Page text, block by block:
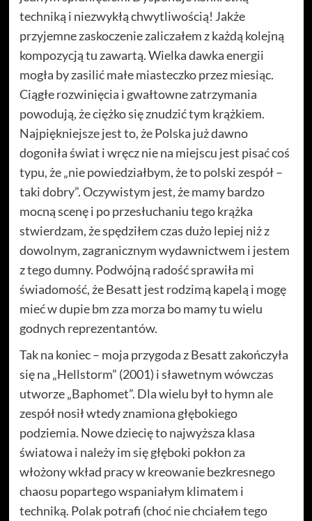
techniką i niezwykłą chwytliwością! Jakże
przyjemne zaskoczenie zaliczałem z każdą kolejną
kompozycją tu zawartą. Wielka dawka energii
mogła by zasilić małe miasteczko przez miesiąc.
Ciągłe rozwinięcia i gwałtowne zatrzymania
powodują, że ciężko się znudzić tym krążkiem.
Najpiękniejsze jest to, że Polska już dawno
dogoniła świat i wręcz nie na miejscu jest pisać coś
typu, że „nie powiedziałbym, że to polski zespół –
taki dobry”. Oczywistym jest, że mamy bardzo
mocną scenę i po przesłuchaniu tego krążka
stwierdzam, że spędziłem czas dużo lepiej niż z
dowolnym, zagranicznym wydawnictwem i jestem
z tego dumny. Podwójną radość sprawiła mi
świadomość, że Besatt jest rodzimą kapelą i mogę
mieć w dupie bm zza morza bo mamy tu wielu
godnych reprezentantów.
Tak na koniec – moja przygoda z Besatt zakończyła
się na „Hellstorm” (2001) i sławetnym wówczas
utworze „Baphomet”. Dla wielu był to hymn ale
zespół nosił wtedy znamiona głębokiego
podziemia. Nowe dziecię to najwyższa klasa
światowa i należy im się głęboki pokłon za
włożony wkład pracy w kreowanie bezkresnego
chaosu popartego wspaniałym klimatem i
techniką. Polak potrafi (choć nie chciałem tego